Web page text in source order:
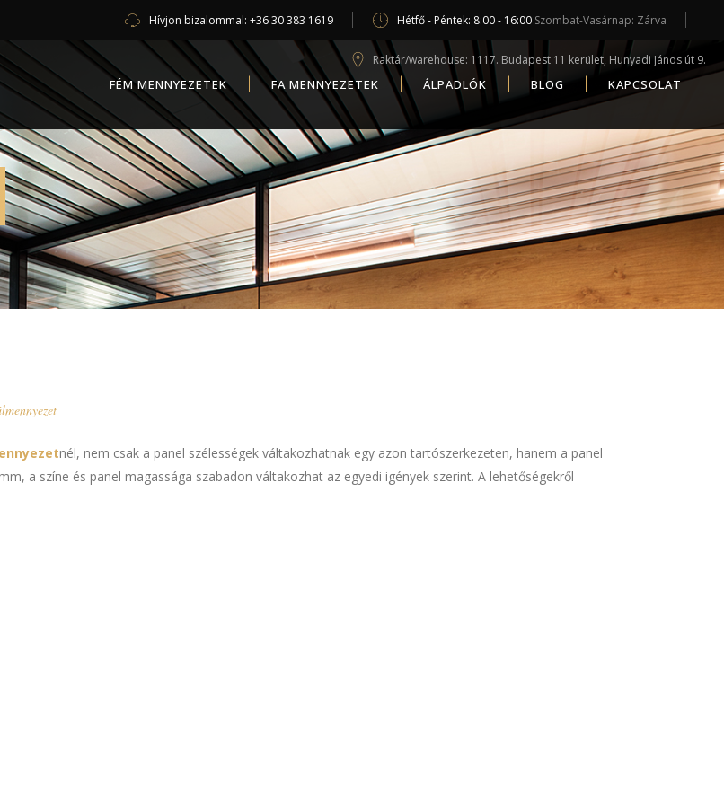
Hívjon bizalommal: +36 30 383 1619 Hétfő - Péntek: 8:00 - 16:00 Szombat-Vasárnap: Zárva
Raktár/warehouse: 1117. Budapest 11 kerület, Hunyadi János út 9.
FÉM MENNYEZETEK FA MENNYEZETEK ÁLPADLÓK BLOG KAPCSOLAT
nél, nem csak a panel szélességek váltakozhatnak egy azon tartószerkezeten, hanem a panel
a színe és panel magassága szabadon váltakozhat az egyedi igények szerint. A lehetőségekről